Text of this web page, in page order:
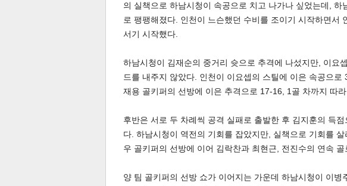
인
의 실책으로 하남시청이 속공으로 치고 나가나 싶었는데,
로 팽팽해졌다. 인천이 느슨했던 수비를 조이기 시작하면서
서기 시작했다.
하남시청이 김재순의 중거리 슛으로 추격에 나섰지만, 이요
드를 내주지 않았다. 인천이 이요셉의 스틸에 이은 속공으
재용 골키퍼의 선방에 이은 추격으로 17-16, 1골 차까지 따
후반은 서로 두 차례씩 공격 실패로 출발한 후 김지훈의 득
다. 하남시청이 역전의 기회를 잡았지만, 실책으로 기회를
우 골키퍼의 선방에 이어 김락찬과 최현근, 전진수의 연속
양 팀 골키퍼의 선방 쇼가 이어지는 가운데 하남시청이 이병